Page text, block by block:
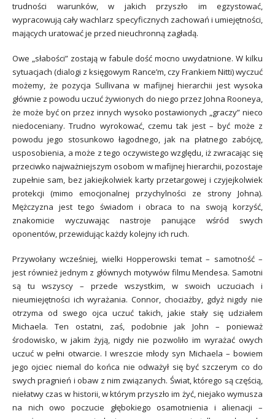
trudności warunków, w jakich przyszło im egzystować,
wypracowują cały wachlarz specyficznych zachowań i umiejętności,
mających uratować je przed nieuchronną zagładą.
Owe „słabości” zostają w fabule dość mocno uwydatnione. W kilku
sytuacjach (dialogi z księgowym Rance’m, czy Frankiem Nitti) wyczuć
możemy, że pozycja Sullivana w mafijnej hierarchii jest wysoka
głównie z powodu uczuć żywionych do niego przez Johna Rooneya,
że może być on przez innych wysoko postawionych „graczy” nieco
niedoceniany. Trudno wyrokować, czemu tak jest – być może z
powodu jego stosunkowo łagodnego, jak na płatnego zabójcę,
usposobienia, a może z tego oczywistego względu, iż zwracając się
przeciwko najważniejszym osobom w mafijnej hierarchii, pozostaje
zupełnie sam, bez jakiejkolwiek karty przetargowej i czyjejkolwiek
protekcji (mimo emocjonalnej przychylności ze strony Johna).
Mężczyzna jest tego świadom i obraca to na swoją korzyść,
znakomicie wyczuwając nastroje panujące wśród swych
oponentów, przewidując każdy kolejny ich ruch.
Przywołany wcześniej, wielki Hopperowski temat – samotność –
jest również jednym z głównych motywów filmu Mendesa. Samotni
są tu wszyscy – przede wszystkim, w swoich uczuciach i
nieumiejętności ich wyrażania. Connor, chociażby, gdyż nigdy nie
otrzyma od swego ojca uczuć takich, jakie stały się udziałem
Michaela. Ten ostatni, zaś, podobnie jak John – ponieważ
środowisko, w jakim żyją, nigdy nie pozwoliło im wyrażać owych
uczuć w pełni otwarcie. I wreszcie młody syn Michaela – bowiem
jego ojciec niemal do końca nie odważył się być szczerym co do
swych pragnień i obaw z nim związanych. Świat, którego są częścią,
niełatwy czas w historii, w którym przyszło im żyć, niejako wymusza
na nich owo poczucie głębokiego osamotnienia i alienacji –